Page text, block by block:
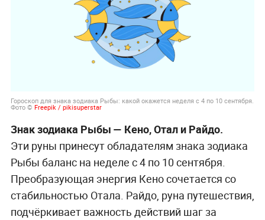
Гороскоп для знака зодиака Рыбы: какой окажется неделя с 4 по 10 сентября.
Фото © Freepik / pikisuperstar
Знак зодиака Рыбы — Кено, Отал и Райдо.
Эти руны принесут обладателям знака зодиака
Рыбы баланс на неделе с 4 по 10 сентября.
Преобразующая энергия Кено сочетается со
стабильностью Отала. Райдо, руна путешествия,
подчёркивает важность действий шаг за